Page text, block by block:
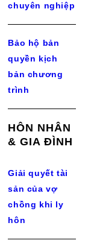
chuyên nghiệp
Bảo hộ bản
quyền kịch
bản chương
trình
HÔN NHÂN
& GIA ĐÌNH
Giải quyết tài
sản của vợ
chồng khi ly
hôn